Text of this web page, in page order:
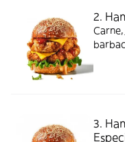
2.
Carne,
3.